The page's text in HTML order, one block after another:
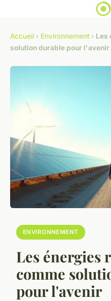
Accueil › Environnement › Les
solution durable pour l'avenir
ENVIRONNEMENT
Les énergies
comme
pour l'avenir